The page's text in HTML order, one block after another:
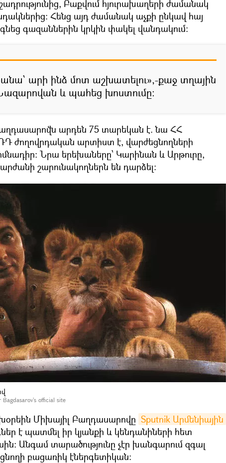
Բաքվում հյուրախաղերի ժամանակ
Հենց այդ ժամանակ աչքի ընկավ հայ
գազաններին կրկին փակել վանդակում։
արի ինձ մոտ աշխատելու»,-քաջ տղային
և պահեց խոստումը։
արդեն 75 տարեկան է. նա ՀՀ
ժողովրդական արտիստ է, վարժեցնողների
Նրա երեխաները՝ Կարինան և Արթուրը,
շարունակողներն են դարձել։
official site
Միխայիլ Բաղդասարովը Sputnik Արմենիային
է պատմել իր կյանքի և կենդանիների հետ
Անգամ տարածությունը չէր խանգարում զգալ
բացառիկ էներգետիկան։